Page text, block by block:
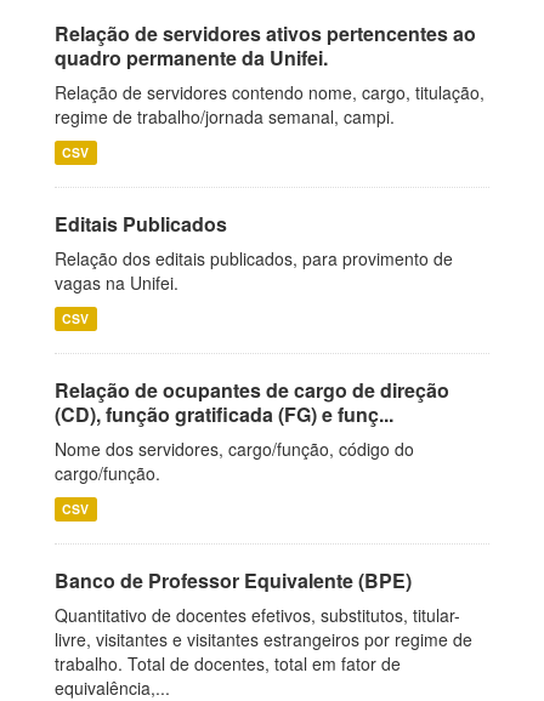
Relação de servidores ativos pertencentes ao
quadro permanente da Unifei.
Relação de servidores contendo nome, cargo, titulação,
regime de trabalho/jornada semanal, campi.
CSV
Editais Publicados
Relação dos editais publicados, para provimento de
vagas na Unifei.
CSV
Relação de ocupantes de cargo de direção
(CD), função gratificada (FG) e funç...
Nome dos servidores, cargo/função, código do
cargo/função.
CSV
Banco de Professor Equivalente (BPE)
Quantitativo de docentes efetivos, substitutos, titular-
livre, visitantes e visitantes estrangeiros por regime de
trabalho. Total de docentes, total em fator de
equivalência,...